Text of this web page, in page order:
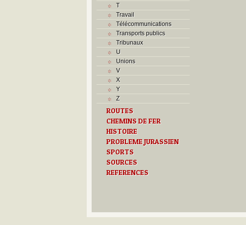
T
Travail
Télécommunications
Transports publics
Tribunaux
U
Unions
V
X
Y
Z
ROUTES
CHEMINS DE FER
HISTOIRE
PROBLEME JURASSIEN
SPORTS
SOURCES
REFERENCES